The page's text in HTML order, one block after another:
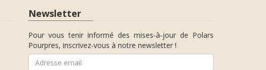
Newsletter
Pour vous tenir informé des mises-à-jour de Polars
Pourpres, inscrivez-vous à notre newsletter !